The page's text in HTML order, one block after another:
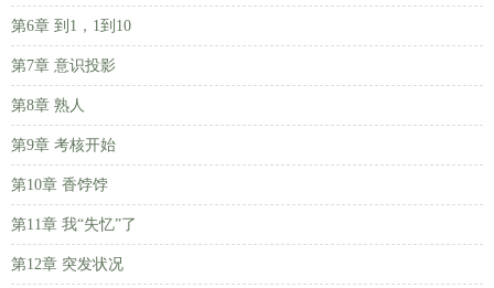
第6章 到1，1到10
第7章 意识投影
第8章 熟人
第9章 考核开始
第10章 香饽饽
第11章 我“失忆”了
第12章 突发状况